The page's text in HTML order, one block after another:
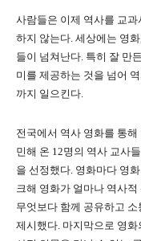
사람들은 이제 역사를 교
하지 않는다. 세상에는 영
들이 넘쳐난다. 특히 잘 만
미를 제공하는 것을 넘어
까지 일으킨다.
전국에서 역사 영화를 통
민해 온 12명의 역사 교사
을 선정했다. 영화마다 영
크해 영화가 얼마나 역사
무엇보다 함께 공유하고
제시했다. 마지막으로 영